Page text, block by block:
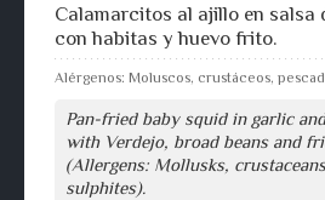
Calamarcitos al ajillo en salsa
con habitas y huevo frito.
Alérgenos: Moluscos, crustáceos,
Pan-fried baby squid in garlic
with Verdejo, broad beans and
(Allergens: Mollusks,
sulphites).